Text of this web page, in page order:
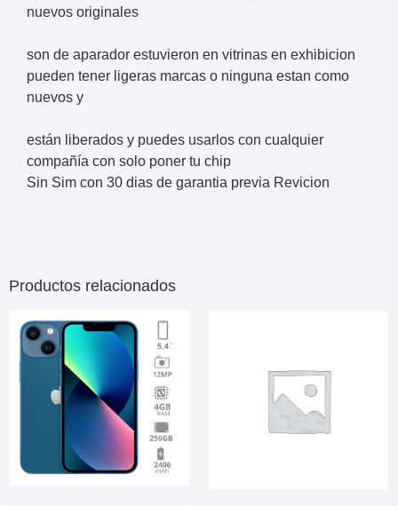
nuevos originales
son de aparador estuvieron en vitrinas en exhibicion
pueden tener ligeras marcas o ninguna estan como
nuevos y
están liberados y puedes usarlos con cualquier
compañía con solo poner tu chip
Sin Sim con 30 dias de garantia previa Revicion
Productos relacionados